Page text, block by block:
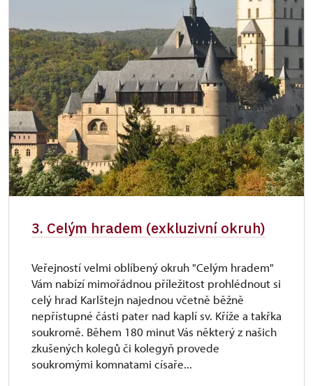
3. Celým hradem (exkluzivní okruh)
Veřejností velmi oblíbený okruh "Celým hradem"
Vám nabízí mimořádnou příležitost prohlédnout si
celý hrad Karlštejn najednou včetně běžně
nepřístupné části pater nad kaplí sv. Kříže a takřka
soukromě. Během 180 minut Vás některý z našich
zkušených kolegů či kolegyň provede
soukromými komnatami císaře...